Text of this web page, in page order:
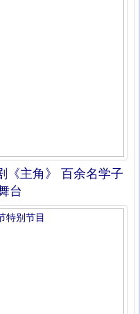
《主角》 百余名学子
台